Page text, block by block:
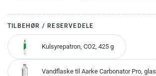
TILBEHØR / RESERVEDELE
Kulsyrepatron, CO2, 425 g
Vandflaske til Aarke Carbonator Pro, glas